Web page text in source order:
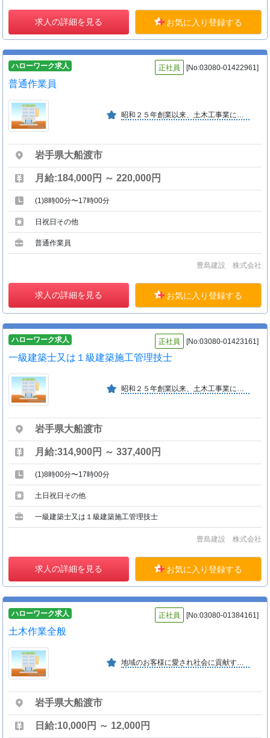
求人の詳細を見る お気に入り登録する
ハローワーク求人 正社員 [No:03080-01422961]
普通作業員
昭和２５年創業以来、土木工事業に着実な業績を伸ばし、建築部、造園部等も新設するなどトータルな建設業をめざして、今後一層の発展が期待できる。
岩手県大船渡市
月給:184,000円 ～ 220,000円
(1)8時00分〜17時00分
日祝日その他
普通作業員
豊島建設 株式会社
求人の詳細を見る お気に入り登録する
ハローワーク求人 正社員 [No:03080-01423161]
一級建築士又は１級建築施工管理技士
昭和２５年創業以来、土木工事業に着実な業績を伸ばし、建築部、造園部等も新設するなどトータルな建設業をめざして、今後一層の発展が期待できる。
岩手県大船渡市
月給:314,900円 ～ 337,400円
(1)8時00分〜17時00分
土日祝日その他
一級建築士又は１級建築施工管理技士
豊島建設 株式会社
求人の詳細を見る お気に入り登録する
ハローワーク求人 正社員 [No:03080-01384161]
土木作業全般
地域のお客様に愛され社会に貢献する企業を目指しております。
岩手県大船渡市
日給:10,000円 ～ 12,000円